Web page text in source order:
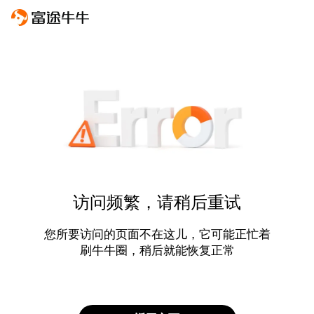
访问频繁，请稍后重试
您所要访问的页面不在这儿，它可能正忙着
刷牛牛圈，稍后就能恢复正常